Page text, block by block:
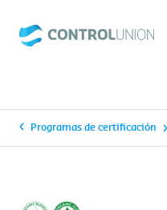
Programas de certificación